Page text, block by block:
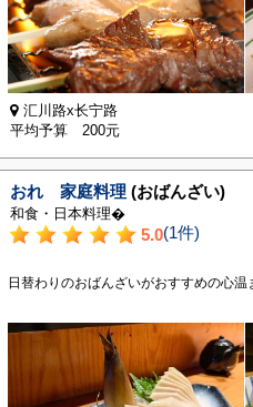
汇川路x长宁路
平均予算 200元
おれ 家庭料理 (おばんざい)
和食・日本料理�
5.0(1件)
日替わりのおばんざいがおすすめの心